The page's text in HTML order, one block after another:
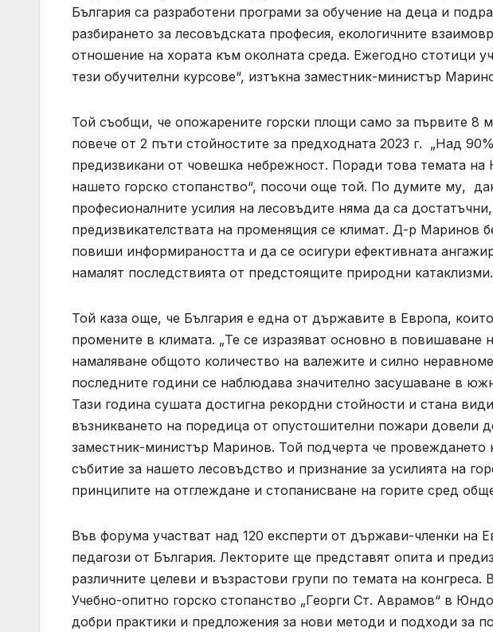
България са разработени програми за обучение на деца и
разбирането за лесовъдската професия, екологичните
отношение на хората към околната среда. Ежегодно стотици
тези обучителни курсове“, изтъкна заместник-министър
Той съобщи, че опожарените горски площи само за първите 8
повече от 2 пъти стойностите за предходната 2023 г. „Над
предизвикани от човешка небрежност. Поради това темата на
нашето горско стопанство“, посочи още той. По думите му,
професионалните усилия на лесовъдите няма да са
предизвикателствата на променящия се климат. Д-р Маринов
повиши информираността и да се осигури ефективната
намалят последствията от предстоящите природни катаклизми.
Той каза още, че България е една от държавите в Европа,
промените в климата. „Те се изразяват основно в повишаване
намаляване общото количество на валежите и силно
последните години се наблюдава значително засушаване в
Тази година сушата достигна рекордни стойности и стана
възникването на поредица от опустошителни пожари довели
заместник-министър Маринов. Той подчерта че провеждането
събитие за нашето лесовъдство и признание за усилията на
принципите на отглеждане и стопанисване на горите сред
Във форума участват над 120 експерти от държави-членки на
педагози от България. Лекторите ще представят опита и
различните целеви и възрастови групи по темата на
Учебно-опитно горско стопанство „Георги Ст. Аврамов“ в
добри практики и предложения за нови методи и подходи за